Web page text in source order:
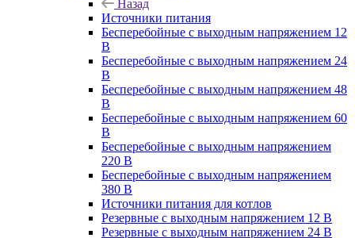
Назад
Источники питания
Бесперебойные с выходным напряжением 12
В
Бесперебойные с выходным напряжением 24
В
Бесперебойные с выходным напряжением 48
В
Бесперебойные с выходным напряжением 60
В
Бесперебойные с выходным напряжением
220 В
Бесперебойные с выходным напряжением
380 В
Источники питания для котлов
Резервные с выходным напряжением 12 В
Резервные с выходным напряжением 24 В